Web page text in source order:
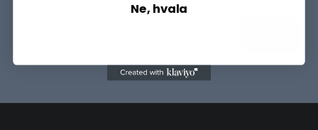
Ne, hvala